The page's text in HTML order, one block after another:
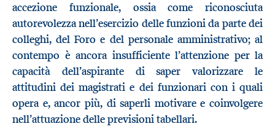
accezione funzionale, ossia come riconosciuta
autorevolezza nell’esercizio delle funzioni da parte dei
colleghi, del Foro e del personale amministrativo; al
contempo è ancora insufficiente l’attenzione per la
capacità dell’aspirante di saper valorizzare le
attitudini dei magistrati e dei funzionari con i quali
opera e, ancor più, di saperli motivare e coinvolgere
nell’attuazione delle previsioni tabellari.